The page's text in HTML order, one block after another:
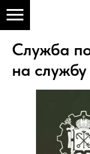
Служба
на